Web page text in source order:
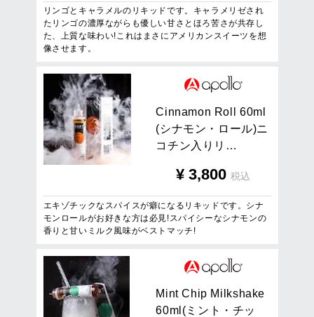
リンゴとキャラメルのリキッドです。キャラメリゼされ
たリンゴの濃厚ながらも優しい甘さとほろ苦さが共存し
た、上質な味わい!これはまさにアメリカンスイーツを想
像させます。
Cinnamon Ro 60m
(シナモ ン ・ ロ ール)ニ
コ チ ン 入 り リ …
¥ 3,800 税込
エキゾチックなスパイスが癖になるリキッドです。シナ
モンロールがお好きな方は必見!スパイシーなシナモンの
香りと甘いミルク風味がベストマッチ!
M int C hip M i ksha ke
60m ( ミ ン ト ・ チッ